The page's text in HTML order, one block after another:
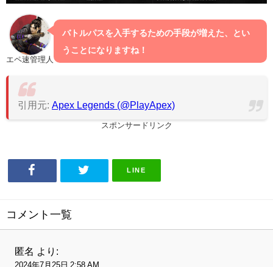
エペ速管理人
バトルパスを入手するための手段が増えた、とい
うことになりますね！
引用元: Apex Legends (@PlayApex)
スポンサードリンク
LINE
コメント一覧
匿名 より:
2024年7月25日 2:58 AM